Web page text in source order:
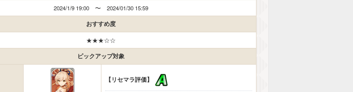
2024/1/9 19:00 〜 2024/01/30 15:59
おすすめ度
★★★☆☆
ピックアップ対象
【リセマラ評価】